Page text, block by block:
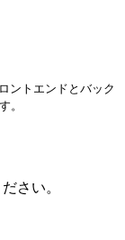
ントエンドとバック
。
さい。